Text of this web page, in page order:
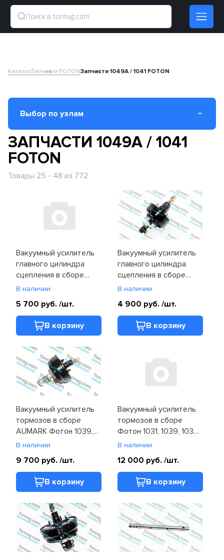
КаталогЗапчасти FOTONЗапчасти 1049A / 1041 FOTON
Выбор по узлам
Вал карданный
Двигатель
Отопитель и стеклоочиститель
Подвеска
Рулевое управление
Система впуска и выпуска
Система охлаждения
Сцепление
Топливная система
Тормозная система
Фильтры и ремни
Электрооборудование и
освещение
ЗАПЧАСТИ 1049A / 1041
FOTON
Товары 25 - 48 из 772
Вакуумный усилитель
главного цилиндра
сцепления в сборе
Фотон 1039, 1041,
(1104916300002)
В наличии
5 700 руб. /шт.
В корзину
Вакуумный усилитель
главного цилиндра
сцепления в сборе
Фотон 1039, 1041,
(1104916300002)
В наличии
4 900 руб. /шт.
В корзину
Вакуумный усилитель
тормозов в сборе
AUMARK Фотон 1039,
1041 (1104935500069)
В наличии
9 700 руб. /шт.
В корзину
Вакуумный усилитель
тормозов в сборе
Фотон 1031, 1039, 1039
ISF (1104935500099)
В наличии
12 000 руб. /шт.
В корзину